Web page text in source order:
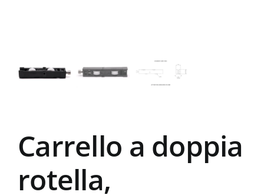
Carrello a doppia
rotella,